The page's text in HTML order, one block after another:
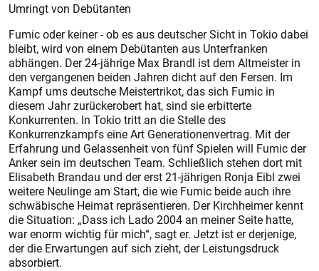
Umringt von Debütanten
Fumic oder keiner - ob es aus deutscher Sicht in Tokio dabei
bleibt, wird von einem Debütanten aus Unterfranken
abhängen. Der 24-jährige Max Brandl ist dem Altmeister in
den vergangenen beiden Jahren dicht auf den Fersen. Im
Kampf ums deutsche Meistertrikot, das sich Fumic in
diesem Jahr zurückerobert hat, sind sie erbitterte
Konkurrenten. In Tokio tritt an die Stelle des
Konkurrenzkampfs eine Art Generationenvertrag. Mit der
Erfahrung und Gelassenheit von fünf Spielen will Fumic der
Anker sein im deutschen Team. Schließlich stehen dort mit
Elisabeth Brandau und der erst 21-jährigen Ronja Eibl zwei
weitere Neulinge am Start, die wie Fumic beide auch ihre
schwäbische Heimat repräsentieren. Der Kirchheimer kennt
die Situation: „Dass ich Lado 2004 an meiner Seite hatte,
war enorm wichtig für mich“, sagt er. Jetzt ist er derjenige,
der die Erwartungen auf sich zieht, der Leistungsdruck
absorbiert.